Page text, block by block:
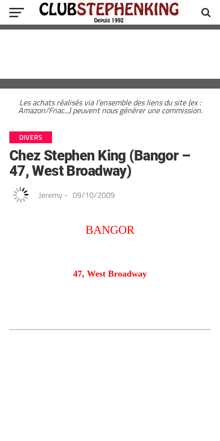
Les achats réalisés via l'ensemble des liens du site (ex :
Amazon/Fnac...) peuvent nous générer une commission.
DIVERS
Chez Stephen King (Bangor –
47, West Broadway)
Jeremy - 09/10/2009
BANGOR
47, West Broadway